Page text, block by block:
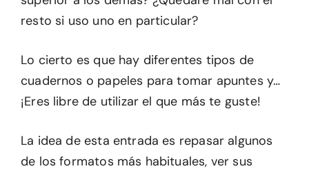
resto si uso uno en particular?
Lo cierto es que hay diferentes tipos de
cuadernos o papeles para tomar apuntes y…
¡Eres libre de utilizar el que más te guste!
La idea de esta entrada es repasar algunos
de los formatos más habituales, ver sus